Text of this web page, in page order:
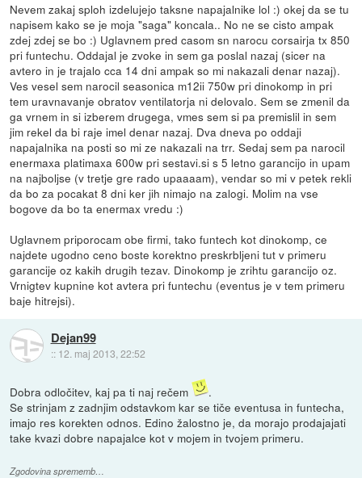
Nevem zakaj sploh izdelujejo taksne napajalnike lol :) okej da se tu
napisem kako se je moja "saga" koncala.. No ne se cisto ampak
zdej zdej se bo :) Uglavnem pred casom sn narocu corsairja tx 850
pri funtechu. Oddajal je zvoke in sem ga poslal nazaj (sicer na
avtero in je trajalo cca 14 dni ampak so mi nakazali denar nazaj).
Ves vesel sem narocil seasonica m12ii 750w pri dinokomp in pri
tem uravnavanje obratov ventilatorja ni delovalo. Sem se zmenil da
ga vrnem in si izberem drugega, vmes sem si pa premislil in sem
jim rekel da bi raje imel denar nazaj. Dva dneva po oddaji
napajalnika na posti so mi ze nakazali na trr. Sedaj sem pa narocil
enermaxa platimaxa 600w pri sestavi.si s 5 letno garancijo in upam
na najboljse (v tretje gre rado upaaaam), vendar so mi v petek rekli
da bo za pocakat 8 dni ker jih nimajo na zalogi. Molim na vse
bogove da bo ta enermax vredu :)
Uglavnem priporocam obe firmi, tako funtech kot dinokomp, ce
najdete ugodno ceno boste korektno preskrbljeni tut v primeru
garancije oz kakih drugih tezav. Dinokomp je zrihtu garancijo oz.
Vrnigtev kupnine kot avtera pri funtechu (eventus je v tem primeru
baje hitrejsi).
Dejan99
:: 12. maj 2013, 22:52
Dobra odločitev, kaj pa ti naj rečem
.
Se strinjam z zadnjim odstavkom kar se tiče eventusa in funtecha,
imajo res korekten odnos. Edino žalostno je, da morajo prodajajati
take kvazi dobre napajalce kot v mojem in tvojem primeru.
Zgodovina sprememb…